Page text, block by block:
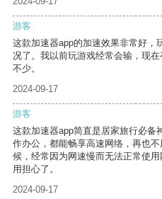
游客
这款加速器app的加速效果非常好，
况了。我以前玩游戏经常会输，现
不少。
2024-09-17
游客
这款加速器app简直是居家旅行必备
作办公，都能畅享高速网络，再也
候，经常因为网速慢而无法正常使
用担心了。
2024-09-17